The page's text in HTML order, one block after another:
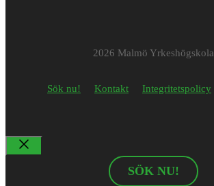
2026 Malmö Yrkeshögskola
Sök nu! Kontakt Integritetspolicy
SÖK NU!